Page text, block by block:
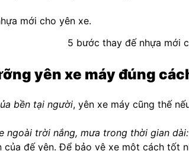
5 bước thay đế nhựa mới
yên xe máy đúng
bền tại người, yên xe máy cũng thế
ngoài trời nắng, mưa trong thời gian dài:
của đế yên. Để bảo vệ xe một cách tốt